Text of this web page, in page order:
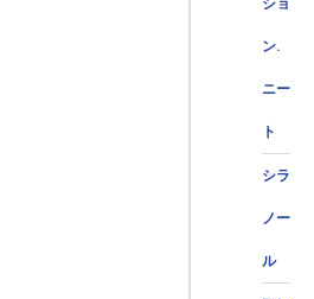
ショ
ン.
ニー
ト
シラ
ノー
ル